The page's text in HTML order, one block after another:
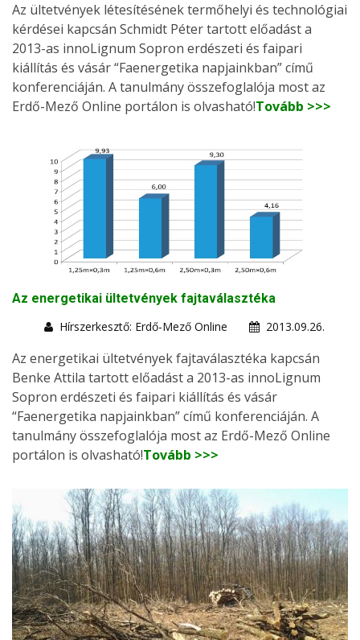
Az ültetvények létesítésének termőhelyi és technológiai
kérdései kapcsán Schmidt Péter tartott előadást a
2013-as innoLignum Sopron erdészeti és faipari
kiállítás és vásár “Faenergetika napjainkban” című
konferenciáján. A tanulmány összefoglalója most az
Erdő-Mező Online portálon is olvasható!Tovább >>>
Az energetikai ültetvények fajtaválasztéka
Hírszerkesztő: Erdő-Mező Online
2013.09.26.
Az energetikai ültetvények fajtaválasztéka kapcsán
Benke Attila tartott előadást a 2013-as innoLignum
Sopron erdészeti és faipari kiállítás és vásár
“Faenergetika napjainkban” című konferenciáján. A
tanulmány összefoglalója most az Erdő-Mező Online
portálon is olvasható!Tovább >>>